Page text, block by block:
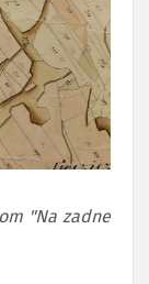
"Na zadne